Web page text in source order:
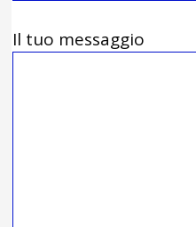
Il tuo messaggio